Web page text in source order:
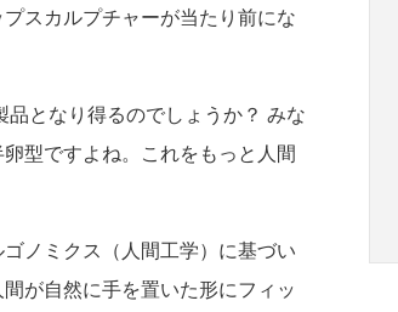
スカルプチャーが当たり前にな
となり得るのでしょうか？ みな
型ですよね。これをもっと人間
ノミクス（人間工学）に基づい
が自然に手を置いた形にフィッ